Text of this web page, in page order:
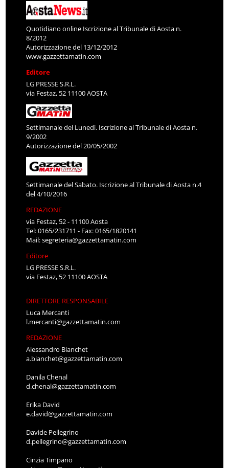
Quotidiano online Iscrizione al Tribunale di Aosta n.
8/2012
Autorizzazione del 13/12/2012
www.gazzettamatin.com
Editore
LG PRESSE S.R.L.
via Festaz, 52 11100 AOSTA
Settimanale del Lunedì. Iscrizione al Tribunale di Aosta n.
9/2002
Autorizzazione del 20/05/2002
Settimanale del Sabato. Iscrizione al Tribunale di Aosta n.4
del 4/10/2016
REDAZIONE
via Festaz, 52 - 11100 Aosta
Tel: 0165/231711 - Fax: 0165/1820141
Mail:segreteria@gazzettamatin.com
Editore
LG PRESSE S.R.L.
via Festaz, 52 11100 AOSTA
DIRETTORE RESPONSABILE
Luca Mercanti
l.mercanti@gazzettamatin.com
REDAZIONE
Alessandro Bianchet
a.bianchet@gazzettamatin.com
Danila Chenal
d.chenal@gazzettamatin.com
Erika David
e.david@gazzettamatin.com
Davide Pellegrino
d.pellegrino@gazzettamatin.com
Cinzia Timpano